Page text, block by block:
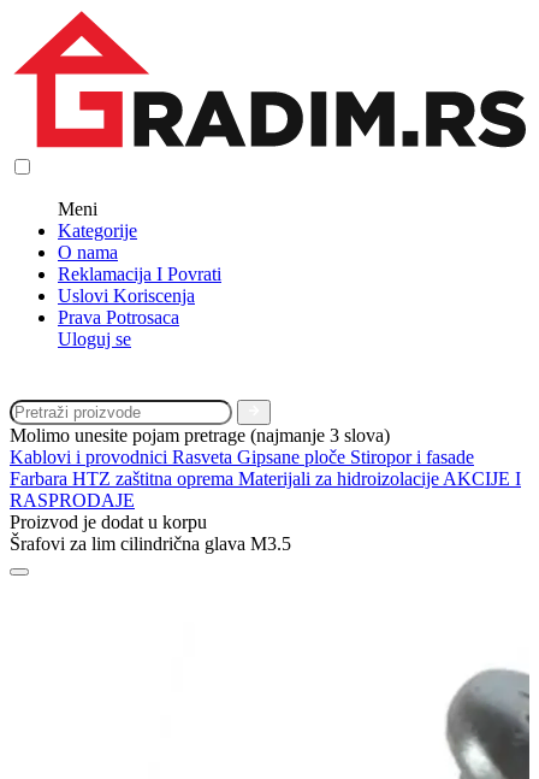
Meni
Kategorije
O nama
Reklamacija I Povrati
Uslovi Koriscenja
Prava Potrosaca
Uloguj se
Molimo unesite pojam pretrage (najmanje 3 slova)
Kablovi i provodnici Rasveta Gipsane ploče Stiropor i fasade
Farbara HTZ zaštitna oprema Materijali za hidroizolacije AKCIJE I
RASPRODAJE
Proizvod je dodat u korpu
Šrafovi za lim cilindrična glava M3.5